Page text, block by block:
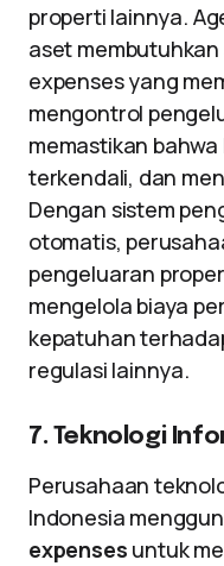
properti lainnya.
aset
expenses yang
mengontrol
memastikan
terkendali, dan
Dengan sistem
otomatis,
pengeluaran
mengelola biaya
kepatuhan
regulasi lainnya.
7. Teknologi
Perusahaan
Indonesia
expenses untuk